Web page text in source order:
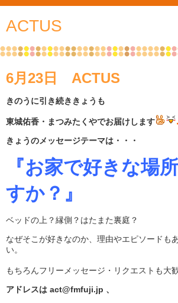
ACTUS
6月23日 ACTUS
きのうに引き続ききょうも
東城佑香・まつみたくやでお届けします
きょうのメッセージテーマは・・・
『お家で好きな場
すか？』
ベッドの上？縁側？はたまた裏庭？
なぜそこが好きなのか、理由やエピソードも
い。
もちろんフリーメッセージ・リクエストも大
アドレスは act@fmfuji.jp 、